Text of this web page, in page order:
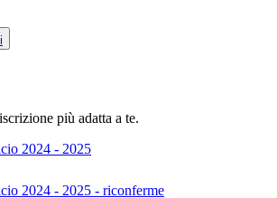
più adatta a te.
2024 - 2025
2024 - 2025 - riconferme